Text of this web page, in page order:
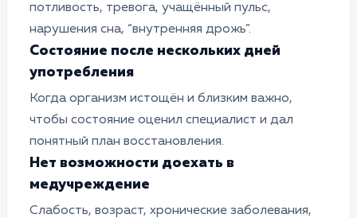
потливость, тревога, учащённый пульс,
нарушения сна, “внутренняя дрожь”.
Состояние после нескольких дней
употребления
Когда организм истощён и близким важно,
чтобы состояние оценил специалист и дал
понятный план восстановления.
Нет возможности доехать в
медучреждение
Слабость, возраст, хронические заболевания,